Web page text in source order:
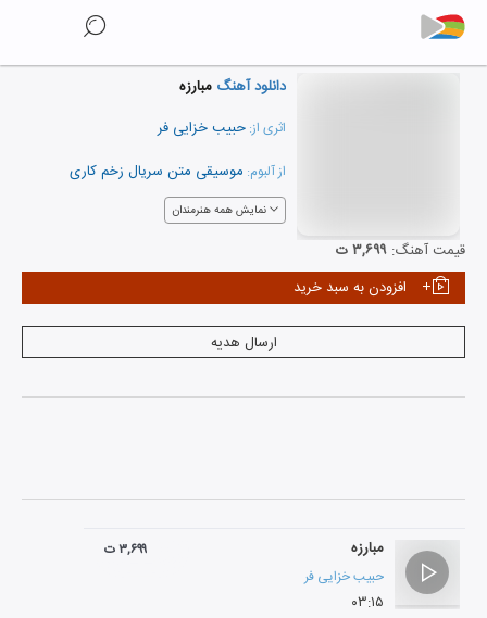
دانلود آهنگ مبارزه
اثری از: حبیب خزایی فر
از آلبوم: موسیقی متن سریال زخم کاری
نمایش همه هنرمندان
قیمت آهنگ: ۳,۶۹۹ ت
افزودن به سبد خرید
ارسال هدیه
مبارزه
حبیب خزایی فر
۰۳:۱۵
۳,۶۹۹ ت